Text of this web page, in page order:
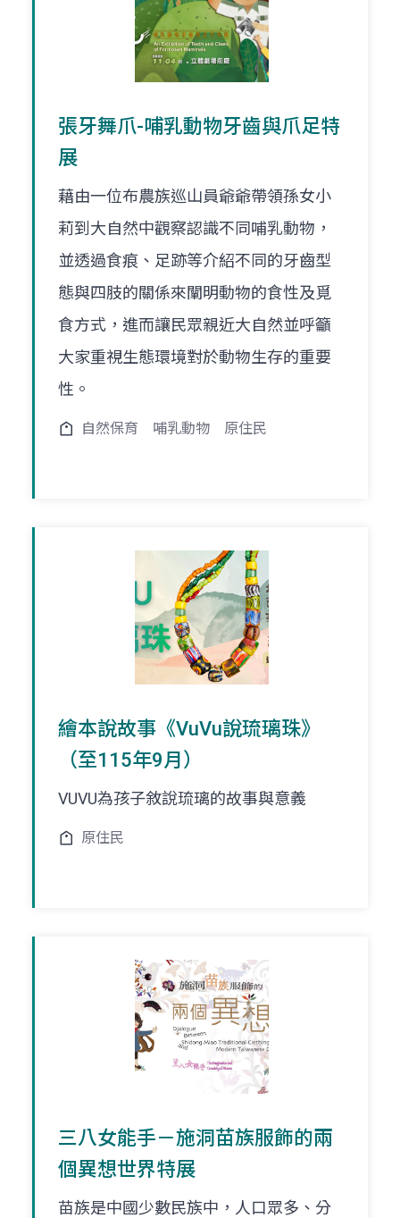
張牙舞爪-哺乳動物牙齒與爪足特
展
藉由一位布農族巡山員爺爺帶領孫女小
莉到大自然中觀察認識不同哺乳動物，
並透過食痕、足跡等介紹不同的牙齒型
態與四肢的關係來闡明動物的食性及覓
食方式，進而讓民眾親近大自然並呼籲
大家重視生態環境對於動物生存的重要
性。
自然保育 哺乳動物 原住民
繪本說故事《VuVu說琉璃珠》
（至115年9月）
VUVU為孩子敘說琉璃的故事與意義
原住民
三八女能手－施洞苗族服飾的兩
個異想世界特展
苗族是中國少數民族中，人口眾多、分